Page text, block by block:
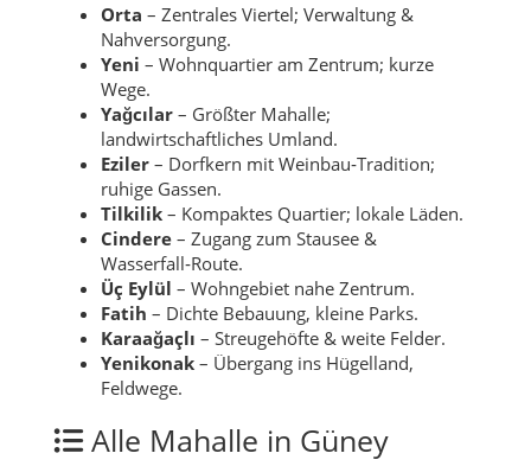
Orta – Zentrales Viertel; Verwaltung &
Nahversorgung.
Yeni – Wohnquartier am Zentrum; kurze
Wege.
Yağcılar – Größter Mahalle;
landwirtschaftliches Umland.
Eziler – Dorfkern mit Weinbau‑Tradition;
ruhige Gassen.
Tilkilik – Kompaktes Quartier; lokale Läden.
Cindere – Zugang zum Stausee &
Wasserfall‑Route.
Üç Eylül – Wohngebiet nahe Zentrum.
Fatih – Dichte Bebauung, kleine Parks.
Karaağaçlı – Streugehöfte & weite Felder.
Yenikonak – Übergang ins Hügelland,
Feldwege.
Alle Mahalle in Güney